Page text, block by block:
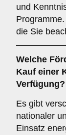
und
die Sie
Welche
Kauf einer
Verfügung?
Es gibt
nationaler
Einsatz